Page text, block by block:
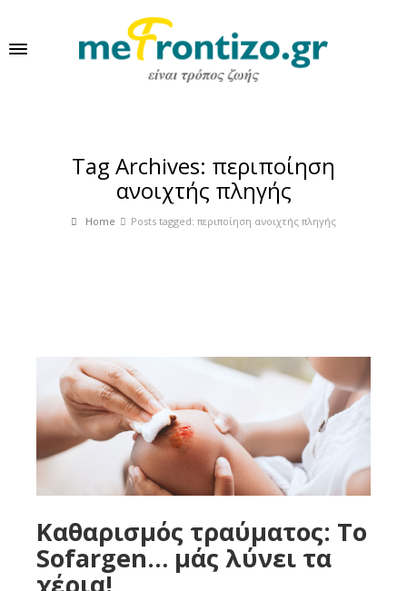
Tag Archives: περιποίηση
ανοιχτής πληγής
Home Posts tagged: περιποίηση ανοιχτής πληγής
Καθαρισμός τραύματος: Το
Sofargen… μάς λύνει τα